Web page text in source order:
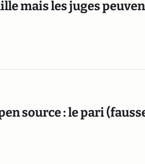
mais les juges
source : le pari